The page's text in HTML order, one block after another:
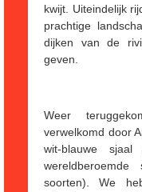
kwijt. Uiteindelijk
prachtige
dijken van de
geven.
Weer
verwelkomd door
wit-blauwe
soorten). We